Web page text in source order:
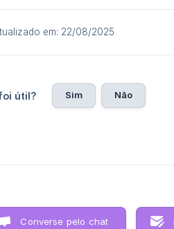
em: 22/08/2025
útil? Sim Não
Converse pelo chat